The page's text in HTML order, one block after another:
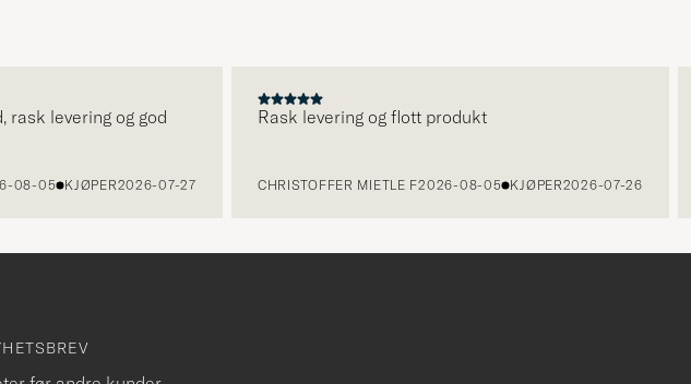
levering og god
05 KJØPER2026-07-27
Rask levering og flott produkt
CHRISTOFFER MIETLE F2026-08-05 KJØPER2026-07-26